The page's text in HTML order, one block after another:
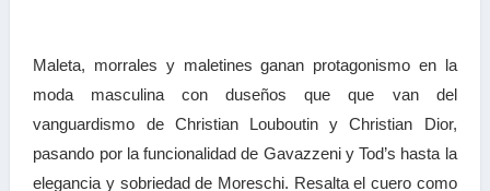
Maleta, morrales y maletines ganan protagonismo en la
moda masculina con duseños que que van del
vanguardismo de Christian Louboutin y Christian Dior,
pasando por la funcionalidad de Gavazzeni y Tod’s hasta la
elegancia y sobriedad de Moreschi. Resalta el cuero como